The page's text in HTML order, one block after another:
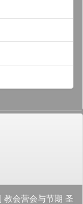
教会营会与节期 圣